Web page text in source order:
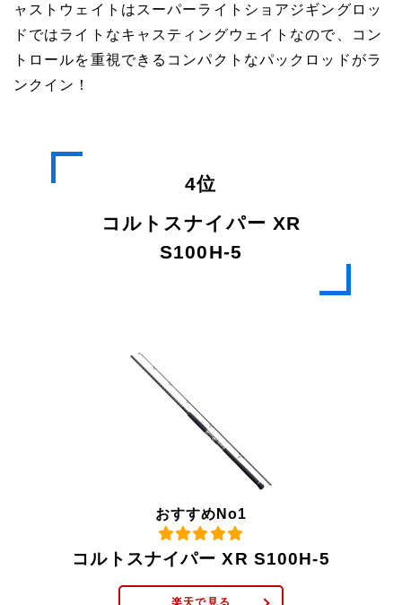
ャストウェイトはスーパーライトショアジギングロッ
ドではライトなキャスティングウェイトなので、コン
トロールを重視できるコンパクトなパックロッドがラ
ンクイン！
4位
コルトスナイパー XR
S100H-5
おすすめNo1
コルトスナイパー XR S100H-5
楽天で見る